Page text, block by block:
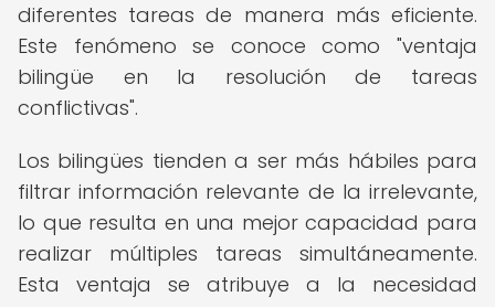
diferentes tareas de manera más eficiente.
Este fenómeno se conoce como "ventaja
bilingüe en la resolución de tareas
conflictivas".
Los bilingües tienden a ser más hábiles para
filtrar información relevante de la irrelevante,
lo que resulta en una mejor capacidad para
realizar múltiples tareas simultáneamente.
Esta ventaja se atribuye a la necesidad